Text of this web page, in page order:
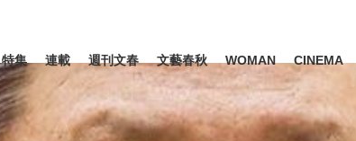
ビジネス
特集 連載 週刊文春 文藝春秋 WOMAN CINEMA
キーワード入力